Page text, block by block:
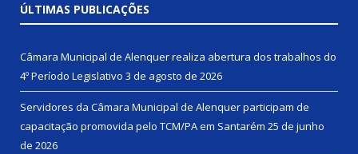
ÚLTIMAS PUBLICAÇÕES
Câmara Municipal de Alenquer realiza abertura dos trabalhos do
4º Período Legislativo 3 de agosto de 2026
Servidores da Câmara Municipal de Alenquer participam de
capacitação promovida pelo TCM/PA em Santarém 25 de junho
de 2026